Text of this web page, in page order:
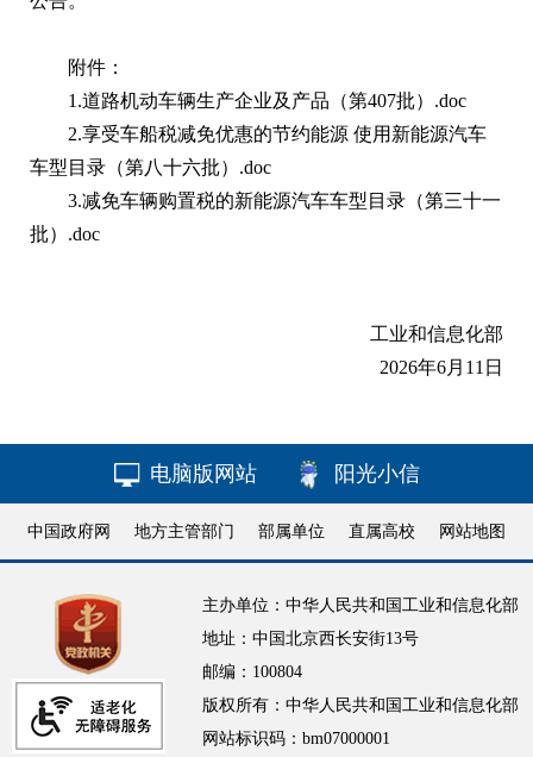
附件：
1.道路机动车辆生产企业及产品（第407批）.doc
2.享受车船税减免优惠的节约能源 使用新能源汽车
车型目录（第八十六批）.doc
3.减免车辆购置税的新能源汽车车型目录（第三十一
批）.doc
工业和信息化部
2026年6月11日
电脑版网站 阳光小信
中国政府网 地方主管部门 部属单位 直属高校 网站地图
主办单位：中华人民共和国工业和信息化部
地址：中国北京西长安街13号
邮编：100804
版权所有：中华人民共和国工业和信息化部
网站标识码：bm07000001